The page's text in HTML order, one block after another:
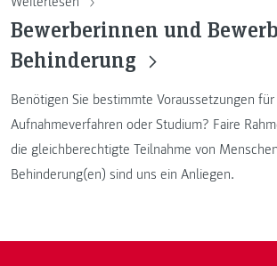
Bewerberinnen und
Behinderung
Benötigen Sie bestimmte Voraussetzungen für
Aufnahmeverfahren oder Studium? Faire
die gleichberechtigte Teilnahme von
Behinderung(en) sind uns ein Anliegen.